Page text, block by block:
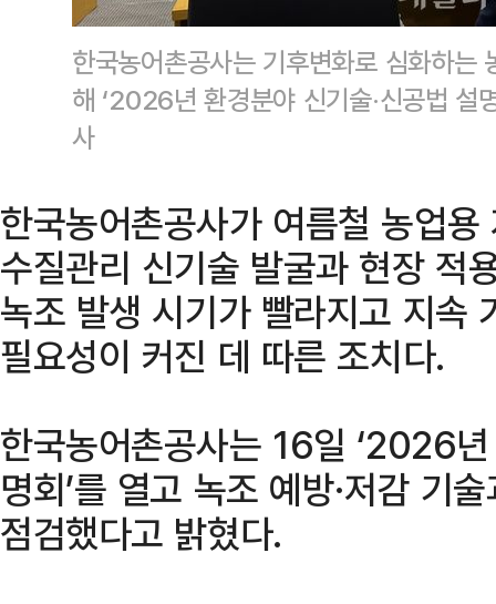
한국농어촌공사는 기후변화로 심화하는
해 ‘2026년 환경분야 신기술·신공법
사
한국농어촌공사가 여름철 농업
수질관리 신기술 발굴과 현장 적
녹조 발생 시기가 빨라지고 지속
필요성이 커진 데 따른 조치다.
한국농어촌공사는 16일 ‘2026
명회’를 열고 녹조 예방·저감 기
점검했다고 밝혔다.